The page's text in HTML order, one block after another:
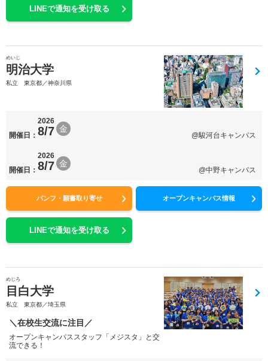
LINEで通知を受け取る
めいじ
明治大学
私立 東京都／神奈川県
開催日：
2026
8/7 金
@駿河台キャンパス
開催日：
2026
8/7 金
@中野キャンパス
パンフ・願書取り寄せ オープンキャンパス情報
LINEで通知を受け取る
めじろ
目白大学
私立 東京都／埼玉県
＼在校生交流に注目／
オープンキャンパススタッフ「メジスタ」と交
流できる！